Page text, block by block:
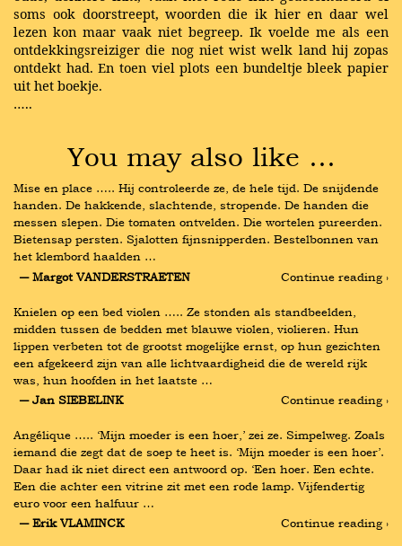
soms ook doorstreept, woorden die ik hier en daar wel
lezen kon maar vaak niet begreep. Ik voelde me als een
ontdekkingsreiziger die nog niet wist welk land hij zopas
ontdekt had. En toen viel plots een bundeltje bleek papier
uit het boekje.
…..
You may also like …
Mise en place ….. Hij controleerde ze, de hele tijd. De snijdende
handen. De hakkende, slachtende, stropende. De handen die
messen slepen. Die tomaten ontvelden. Die wortelen pureerden.
Bietensap persten. Sjalotten fijnsnipperden. Bestelbonnen van
het klembord haalden …
― Margot VANDERSTRAETEN
Continue reading ›
Knielen op een bed violen ….. Ze stonden als standbeelden,
midden tussen de bedden met blauwe violen, violieren. Hun
lippen verbeten tot de grootst mogelijke ernst, op hun gezichten
een afgekeerd zijn van alle lichtvaardigheid die de wereld rijk
was, hun hoofden in het laatste …
― Jan SIEBELINK
Continue reading ›
Angélique ….. ‘Mijn moeder is een hoer,’ zei ze. Simpelweg. Zoals
iemand die zegt dat de soep te heet is. ‘Mijn moeder is een hoer’.
Daar had ik niet direct een antwoord op. ‘Een hoer. Een echte.
Een die achter een vitrine zit met een rode lamp. Vijfendertig
euro voor een halfuur …
― Erik VLAMINCK
Continue reading ›